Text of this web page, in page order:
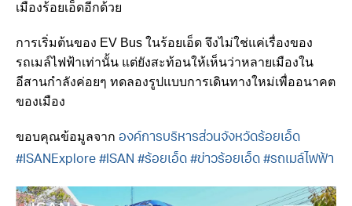
เมืองร้อยเอ็ดอีกด้วย
การเริ่มต้นของ EV Bus ในร้อยเอ็ด จึงไม่ใช่แค่เรื่องของ
รถเมล์ไฟฟ้าเท่านั้น แต่ยังสะท้อนให้เห็นว่าหลายเมืองใน
อีสานกำลังค่อยๆ ทดลองรูปแบบการเดินทางใหม่เพื่ออนาคต
ของเมือง
ขอบคุณข้อมูลจาก องค์การบริหารส่วนจังหวัดร้อยเอ็ด
#ISANExplore #ISAN #ร้อยเอ็ด #ข่าวร้อยเอ็ด #รถเมล์ไฟฟ้า